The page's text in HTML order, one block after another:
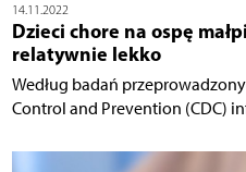
14.11.2022
Dzieci chore na ospę
relatywnie lekko
Według badań
Control and Prevention (CDC)